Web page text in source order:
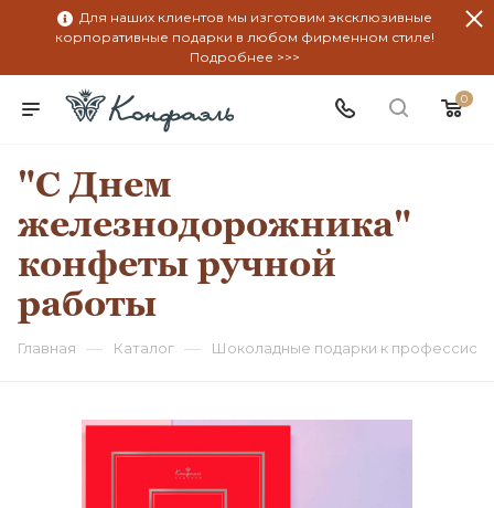
Для наших клиентов мы изготовим эксклюзивные
корпоративные подарки в любом фирменном стиле!
Подробнее >>>
0
"С Днем
железнодорожника"
конфеты ручной
работы
Главная — Каталог — Шоколадные подарки к